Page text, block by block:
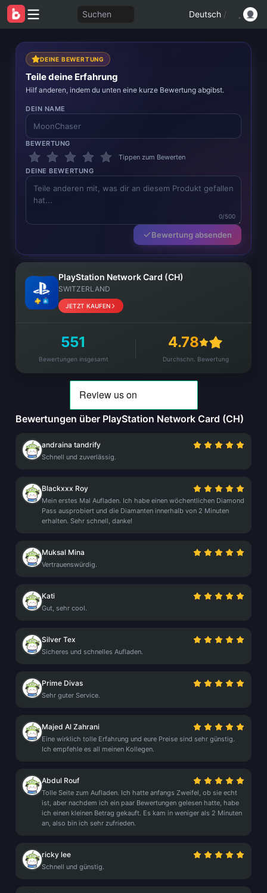
Suchen Deutsch /
DEINE BEWERTUNG
Teile deine Erfahrung
Hilf anderen, indem du unten eine kurze Bewertung abgibst.
DEIN NAME
BEWERTUNG
Tippen zum Bewerten
DEINE BEWERTUNG
0/500
Bewertung absenden
PlayStation Network Card (CH)
SWITZERLAND
JETZT KAUFEN
551
Bewertungen insgesamt
4.78
Durchschn. Bewertung
Bewertungen über PlayStation Network Card (CH)
andraina tandrify
Schnell und zuverlässig.
Blackxxx Roy
Mein erstes Mal Aufladen. Ich habe einen wöchentlichen Diamond
Pass ausprobiert und die Diamanten innerhalb von 2 Minuten
erhalten. Sehr schnell, danke!
Muksal Mina
Vertrauenswürdig.
Kati
Gut, sehr cool.
Silver Tex
Sicheres und schnelles Aufladen.
Prime Divas
Sehr guter Service.
Majed Al Zahrani
Eine wirklich tolle Erfahrung und eure Preise sind sehr günstig.
Ich empfehle es all meinen Kollegen.
Abdul Rouf
Tolle Seite zum Aufladen. Ich hatte anfangs Zweifel, ob sie echt
ist, aber nachdem ich ein paar Bewertungen gelesen hatte, habe
ich einen kleinen Betrag gekauft. Es kam in weniger als 2 Minuten
an, also bin ich sehr zufrieden.
ricky lee
Schnell und günstig.